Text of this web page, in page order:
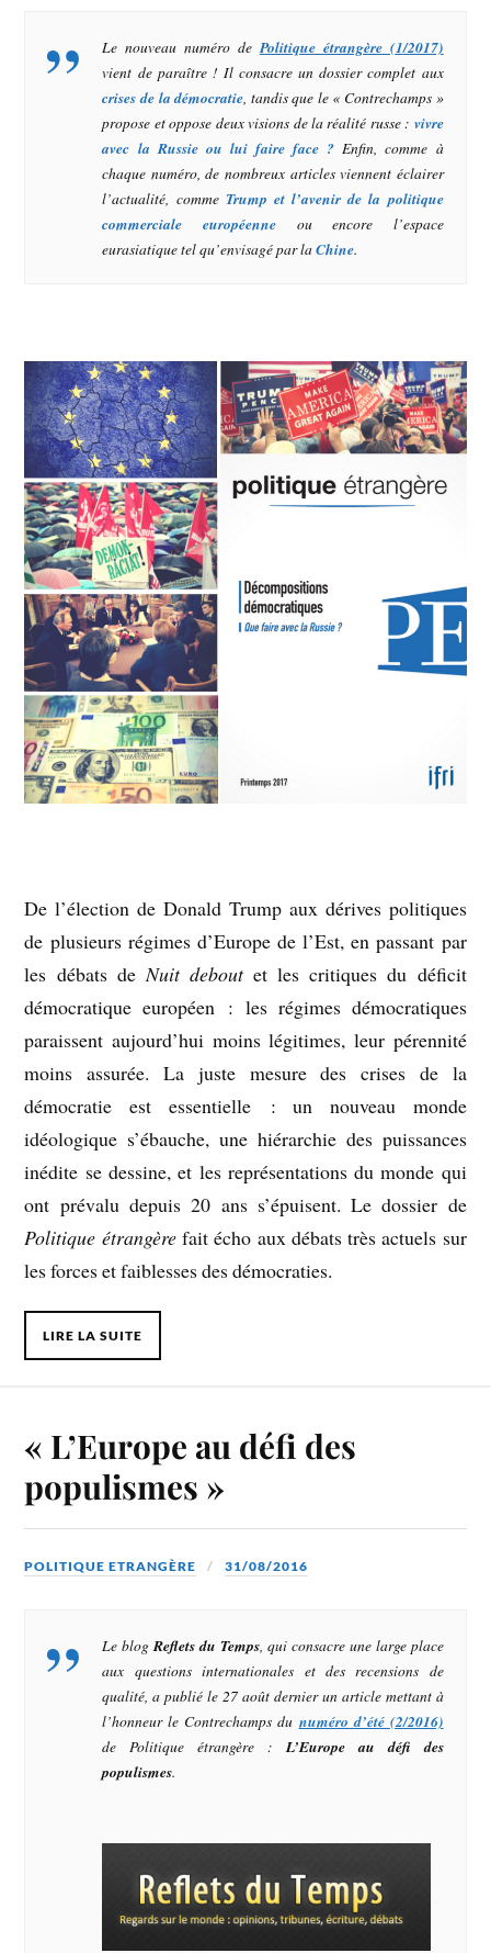
Le nouveau numéro dePolitique étrangère(1/2017)
vient de paraître ! Il consacre un dossier complet aux
crises de la démocratie, tandis que le « Contrechamps »
propose et oppose deux visions de la réalité russe : vivre
avec la Russie ou lui faire face ? Enfin, comme à
chaque numéro, de nombreux articles viennent éclairer
l’actualité, comme Trump et l’avenir de la politique
commerciale européenneou encore l’espace
eurasiatique tel qu’envisagé par laChine.
De l’élection de Donald Trump aux dérives politiques
de plusieurs régimes d’Europe de l’Est, en passant par
les débats de Nuit deboutet les critiques du déficit
démocratique européen : les régimes démocratiques
paraissent aujourd’hui moins légitimes, leur pérennité
moins assurée. La juste mesure des crises de la
démocratie est essentielle : un nouveau monde
idéologique s’ébauche, une hiérarchie des puissances
inédite se dessine, et les représentations du monde qui
ont prévalu depuis 20 ans s’épuisent. Le dossier de
Politique étrangèrefait écho aux débats très actuels sur
les forces et faiblesses des démocraties.
LIRE LA SUITE
« L’Europe au défi des
populismes »
POLITIQUE ETRANGÈRE 31/08/2016
Le blogReflets du Temps, qui consacre une large place
aux questions internationales et des recensions de
qualité, a publié le 27 août dernier un article mettant à
l’honneur le Contrechamps du numéro d’été (2/2016)
dePolitique étrangère :L’Europe au défi des
populismes.